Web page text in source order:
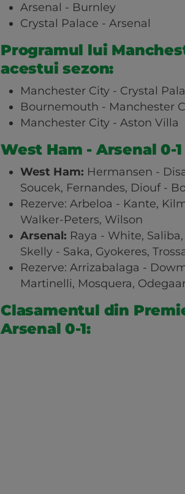
Arsenal - Burnley
Crystal Palace - Arsenal
Programul lui
acestui sezon:
Manchester City - Crystal
Bournemouth - Manchester
Manchester City - Aston Villa
West Ham - Arsenal 0-
West Ham: Hermansen -
Soucek, Fernandes, Diouf -
Rezerve: Arbeloa - Kante,
Walker-Peters, Wilson
Arsenal: Raya - White,
Skelly - Saka, Gyokeres,
Rezerve: Arrizabalaga -
Martinelli, Mosquera,
Clasamentul din
Arsenal 0-1: